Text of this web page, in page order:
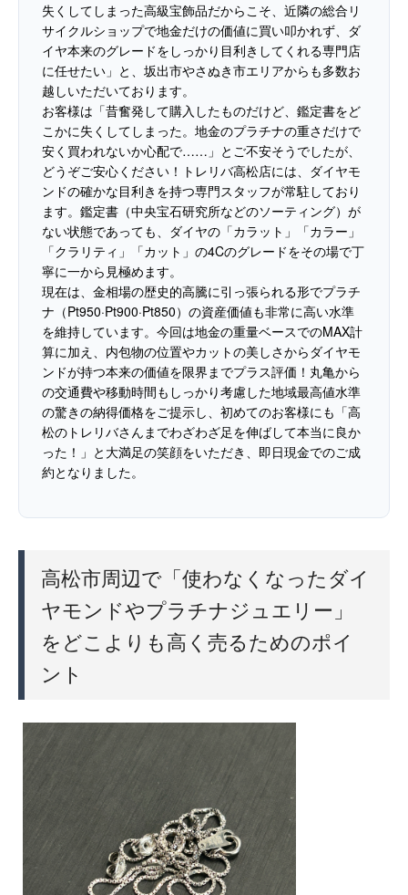
失くしてしまった高級宝飾品だからこそ、近隣の総合リ
サイクルショップで地金だけの価値に買い叩かれず、ダ
イヤ本来のグレードをしっかり目利きしてくれる専門店
に任せたい」と、坂出市やさぬき市エリアからも多数お
越しいただいております。
お客様は「昔奮発して購入したものだけど、鑑定書をど
こかに失くしてしまった。地金のプラチナの重さだけで
安く買われないか心配で……」とご不安そうでしたが、
どうぞご安心ください！トレリバ高松店には、ダイヤモ
ンドの確かな目利きを持つ専門スタッフが常駐しており
ます。鑑定書（中央宝石研究所などのソーティング）が
ない状態であっても、ダイヤの「カラット」「カラー」
「クラリティ」「カット」の4Cのグレードをその場で丁
寧に一から見極めます。
現在は、金相場の歴史的高騰に引っ張られる形でプラチ
ナ（Pt950·Pt900·Pt850）の資産価値も非常に高い水準
を維持しています。今回は地金の重量ベースでのMAX計
算に加え、内包物の位置やカットの美しさからダイヤモ
ンドが持つ本来の価値を限界までプラス評価！丸亀から
の交通費や移動時間もしっかり考慮した地域最高値水準
の驚きの納得価格をご提示し、初めてのお客様にも「高
松のトレリバさんまでわざわざ足を伸ばして本当に良か
った！」と大満足の笑顔をいただき、即日現金でのご成
約となりました。
高松市周辺で「使わなくなったダイ
ヤモンドやプラチナジュエリー」
をどこよりも高く売るためのポイ
ント